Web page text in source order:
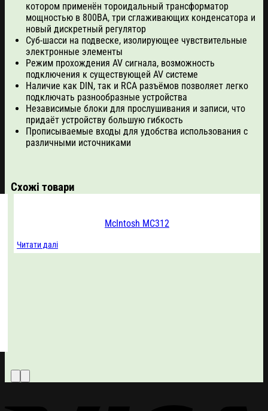
котором применён тороидальный трансформатор
мощностью в 800ВА, три сглаживающих конденсатора и
новый дискретный регулятор
Суб-шасси на подвеске, изолирующее чувствительные
электронные элементы
Режим прохождения AV сигнала, возможность
подключения к существующей AV системе
Наличие как DIN, так и RCA разъёмов позволяет легко
подключать разнообразные устройства
Независимые блоки для прослушивания и записи, что
придаёт устройству большую гибкость
Прописываемые входы для удобства использования с
различными источниками
Схожі товари
McIntosh MC312
Читати далі